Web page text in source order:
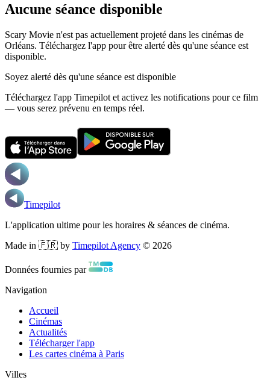
Aucune séance disponible
Scary Movie n'est pas actuellement projeté dans les cinémas de
Orléans. Téléchargez l'app pour être alerté dès qu'une séance est
disponible.
Soyez alerté dès qu'une séance est disponible
Téléchargez l'app Timepilot et activez les notifications pour ce film
— vous serez prévenu en temps réel.
Timepilot
L'application ultime pour les horaires & séances de cinéma.
Made in 🇫🇷 by Timepilot Agency © 2026
Données fournies par
Navigation
Accueil
Cinémas
Actualités
Télécharger l'app
Les cartes cinéma à Paris
Villes